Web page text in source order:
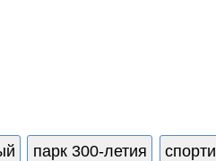
парк 300-летия